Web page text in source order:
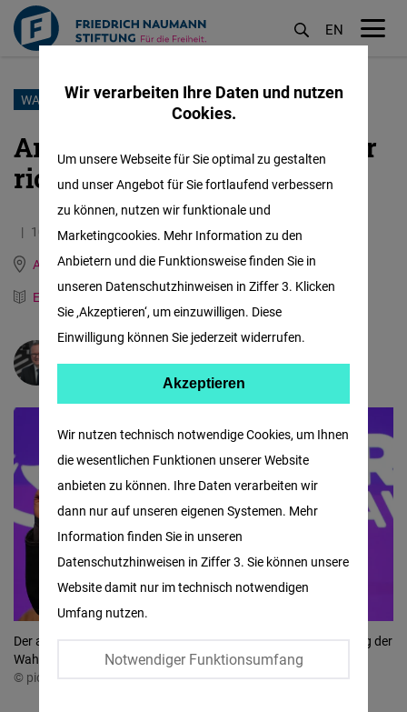
Direkt
Inhalt
EN
WAHLEN IN BUENOS AIRES
Argentinien – Denkzettel zur
richtigen Zeit für Milei?
10.09.2025
4.2 Minuten
Argentina, Brazil, Paraguay and Uruguay
Englisch
Spanisch
Dr.Hans-Dieter Holtzmann
Der argentinische Präsident Javier Milei spricht nach Schließung der
Wahllokale bei den Provinzwahlen in La Plata, Argentinien.
© picture alliance / ASSOCIATED PRESS | Gustavo Garello
Wir verarbeiten Ihre Daten und nutzen
Cookies.
Wir nutzen technisch notwendige Cookies, um Ihnen
die wesentlichen Funktionen unserer Website
anbieten zu können. Ihre Daten verarbeiten wir
dann nur auf unseren eigenen Systemen. Mehr
Information finden Sie in unseren
Datenschutzhinweisen in Ziffer 3. Sie können unsere
Website damit nur im technisch notwendigen
Umfang nutzen.
Notwendiger Funktionsumfang
Um unsere Webseite für Sie optimal zu gestalten
und unser Angebot für Sie fortlaufend verbessern
zu können, nutzen wir funktionale und
Marketingcookies. Mehr Information zu den
Anbietern und die Funktionsweise finden Sie in
unseren Datenschutzhinweisen in Ziffer 3. Klicken
Sie ‚Akzeptieren‘, um einzuwilligen. Diese
Einwilligung können Sie jederzeit widerrufen.
Facebook
Embed
Twitter
Embed
Instagram
Akzeptieren